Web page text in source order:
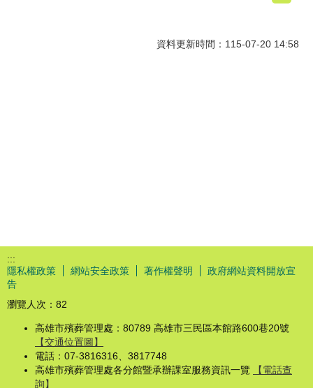
資料更新時間：115-07-20 14:58
:::
隱私權政策
網站安全政策 著作權聲明
政府網站資料開放宣
告
瀏覽人次： 82
高雄市殯葬管理處：80789 高雄市三民區本館路600巷20號
【交通位置圖】
電話：07-3816316、3817748
高雄市殯葬管理處各分館暨承辦課室服務資訊一覽
【電話查
詢】